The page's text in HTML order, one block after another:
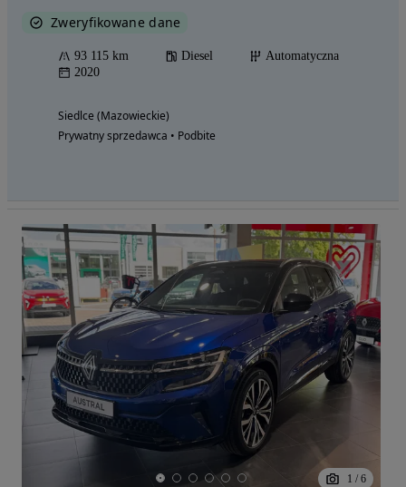
Zweryfikowane dane
93 115 km Diesel
Automatyczna
2020
Siedlce (Mazowieckie)
Prywatny sprzedawca • Podbite
1 / 6